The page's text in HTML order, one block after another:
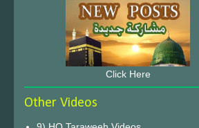
Click Here
Other Videos